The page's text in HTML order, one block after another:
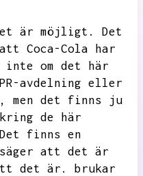
är möjligt.
Det
Coca-Cola har
inte om det här
avdelning eller
men det finns ju
de här
Det finns en
säger att det är
det är.
brukar